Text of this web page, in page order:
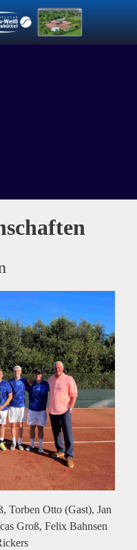
Torben Otto (Gast), Jan
Groß, Felix Bahnsen